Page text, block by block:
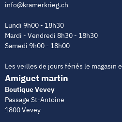
info@kramerkrieg.ch
Lundi 9h00 - 18h30
Mardi - Vendredi 8h30 - 18h30
Samedi 9h00 - 18h00
Les veilles de jours fériés le magasin
Amiguet martin
Boutique Vevey
Passage St-Antoine
1800 Vevey